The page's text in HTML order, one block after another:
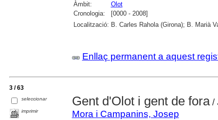
Àmbit:
Olot
Cronologia:
[0000 - 2008]
Localització: B. Carles Rahola (Girona); B. Marià
Enllaç permanent a aquest
3 / 63
seleccionar
imprimir
Gent d'Olot i gent de fora/
Mora i Campanins, Josep